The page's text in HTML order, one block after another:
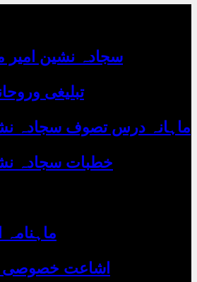
سجادہ نشین امیر
تبلیغی
ماہانہ درس تصوف سجادہ
خطبات سجادہ
اشاعت خصوصی و